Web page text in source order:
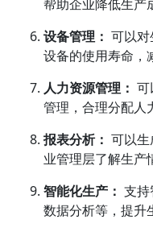
帮助企业降低生产
设备管理： 可以
设备的使用寿命，
人力资源管理： 可
管理，合理分配人
报表分析： 可以
业管理层了解生产
智能化生产： 支
数据分析等，提升